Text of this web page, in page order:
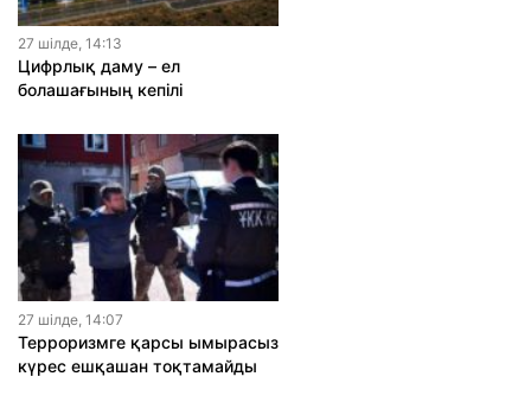
27 шiлде, 14:13
Цифрлық даму – ел
болашағының кепілі
27 шiлде, 14:07
Терроризмге қарсы ымырасыз
күрес ешқашан тоқтамайды